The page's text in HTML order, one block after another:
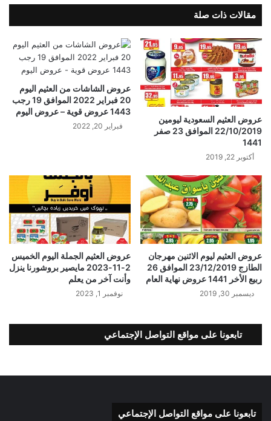
مقالات ذات صلة
عروض العثيم السعودية ليومين
22/10/2019 الموافق 23 صفر
1441
أكتوبر 22, 2019
عروض الشاشات من العثيم اليوم
20 فبراير 2022 الموافق 19 رجب
1443 عروض قوية – عروض اليوم
فبراير 20, 2022
عروض العثيم ليوم الاثنين مهرجان
الطازج 23/12/2019 الموافق 26
ربيع الأخر 1441 عروض نهاية العام
ديسمبر 30, 2019
عروض العثيم الجملة اليوم الخميس
2-11-2023 مايصير بروشورنا ينزل
وأنت آخر من يعلم
نوفمبر 1, 2023
تابعونا على مواقع التواصل الإجتماعي
تابعونا على مواقع التواصل الإجتماعي